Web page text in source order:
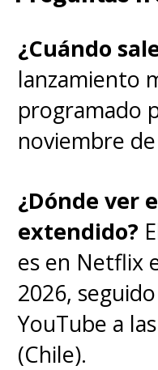
¿Cuándo
lanzamiento
programado
noviembre
¿Dónde ver
extendido?
es en Netflix
2026,
YouTube a
(Chile).